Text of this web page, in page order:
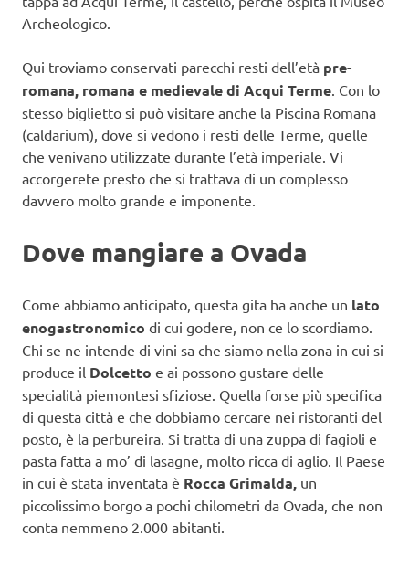
Archeologico.
Qui troviamo conservati parecchi resti dell’età pre-
romana, romana e medievale di Acqui Terme . Con lo
stesso biglietto si può visitare anche la Piscina Romana
(caldarium), dove si vedono i resti delle Terme, quelle
che venivano utilizzate durante l’età imperiale. Vi
accorgerete presto che si trattava di un complesso
davvero molto grande e imponente.
Dove mangiare a Ovada
Come abbiamo anticipato, questa gita ha anche un lato
enogastronomico di cui godere, non ce lo scordiamo.
Chi se ne intende di vini sa che siamo nella zona in cui si
produce il Dolcetto e ai possono gustare delle
specialità piemontesi sfiziose. Quella forse più specifica
di questa città e che dobbiamo cercare nei ristoranti del
posto, è la perbureira. Si tratta di una zuppa di fagioli e
pasta fatta a mo’ di lasagne, molto ricca di aglio. Il Paese
in cui è stata inventata è Rocca Grimalda, un
piccolissimo borgo a pochi chilometri da Ovada, che non
conta nemmeno 2.000 abitanti.